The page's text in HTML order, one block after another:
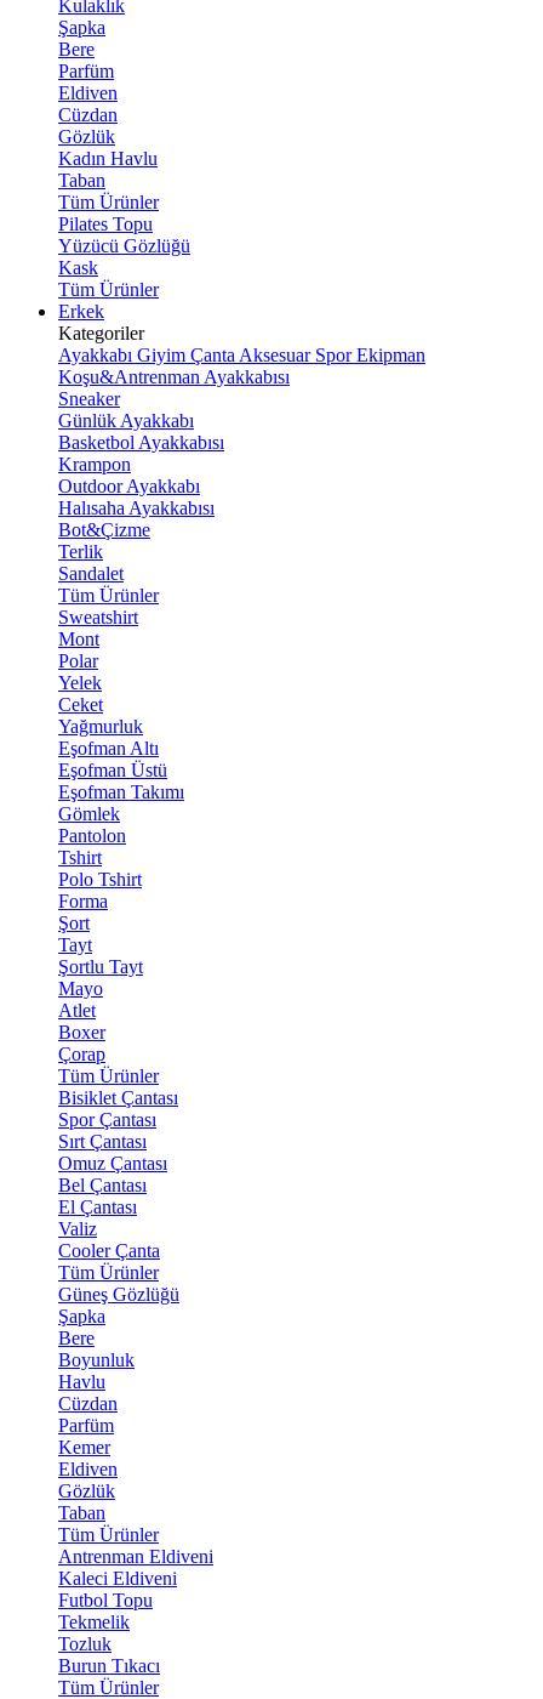
Kulaklık
Şapka
Bere
Parfüm
Eldiven
Cüzdan
Gözlük
Kadın Havlu
Taban
Tüm Ürünler
Pilates Topu
Yüzücü Gözlüğü
Kask
Tüm Ürünler
Erkek
Kategoriler
Ayakkabı Giyim Çanta Aksesuar Spor Ekipman
Koşu&Antrenman Ayakkabısı
Sneaker
Günlük Ayakkabı
Basketbol Ayakkabısı
Krampon
Outdoor Ayakkabı
Halısaha Ayakkabısı
Bot&Çizme
Terlik
Sandalet
Tüm Ürünler
Sweatshirt
Mont
Polar
Yelek
Ceket
Yağmurluk
Eşofman Altı
Eşofman Üstü
Eşofman Takımı
Gömlek
Pantolon
Tshirt
Polo Tshirt
Forma
Şort
Tayt
Şortlu Tayt
Mayo
Atlet
Boxer
Çorap
Tüm Ürünler
Bisiklet Çantası
Spor Çantası
Sırt Çantası
Omuz Çantası
Bel Çantası
El Çantası
Valiz
Cooler Çanta
Tüm Ürünler
Güneş Gözlüğü
Şapka
Bere
Boyunluk
Havlu
Cüzdan
Parfüm
Kemer
Eldiven
Gözlük
Taban
Tüm Ürünler
Antrenman Eldiveni
Kaleci Eldiveni
Futbol Topu
Tekmelik
Tozluk
Burun Tıkacı
Tüm Ürünler